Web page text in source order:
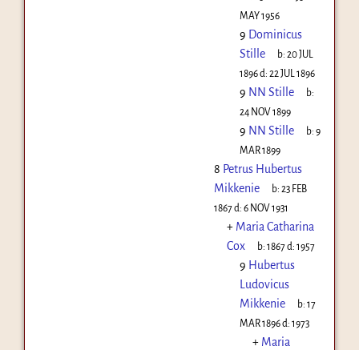
MAY 1956
9 Dominicus
Stille
b:20 JUL
1896d: 22 JUL 1896
9 NN Stille
b:
24 NOV 1899
9 NN Stille b:9
MAR 1899
8 Petrus Hubertus
Mikkenie
b:23 FEB
1867d: 6 NOV 1931
+ Maria Catharina
Cox
b:1867d:1957
9 Hubertus
Ludovicus
Mikkenie
b:17
MAR 1896d: 1973
+ Maria